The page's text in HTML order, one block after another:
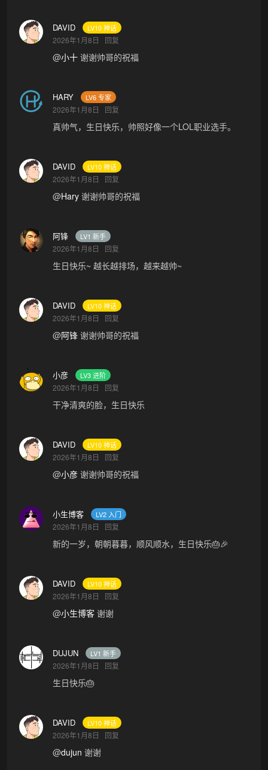
DAVID LV10 神话
2026年1月8日 回复
@小十 谢谢帅哥的祝福
HARY LV6 专家
2026年1月8日 回复
真帅气，生日快乐，帅照好像一个LOL职业选手。
DAVID LV10 神话
2026年1月8日 回复
@Hary 谢谢帅哥的祝福
阿锋 LV1 新手
2026年1月8日 回复
生日快乐~ 越长越排场，越来越帅~
DAVID LV10 神话
2026年1月8日 回复
@阿锋 谢谢帅哥的祝福
小彦 LV3 进阶
2026年1月8日 回复
干净清爽的脸，生日快乐
DAVID LV10 神话
2026年1月8日 回复
@小彦 谢谢帅哥的祝福
小生博客 LV2 入门
2026年1月8日 回复
新的一岁，朝朝暮暮，顺风顺水，生日快乐🎂🎉
DAVID LV10 神话
2026年1月8日 回复
@小生博客 谢谢
DUJUN LV1 新手
2026年1月8日 回复
生日快乐🎂
DAVID LV10 神话
2026年1月8日 回复
@dujun 谢谢